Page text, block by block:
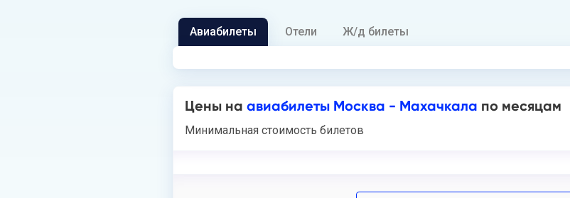
Авиабилеты Отели Ж/д билеты
Цены на авиабилеты Москва - Махачкала по месяцам
Минимальная стоимость билетов